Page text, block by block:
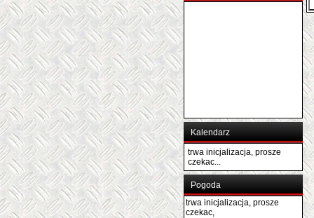
Kalendarz
trwa inicjalizacja, prosze
czekac...
Pogoda
trwa inicjalizacja, prosze
czekac,